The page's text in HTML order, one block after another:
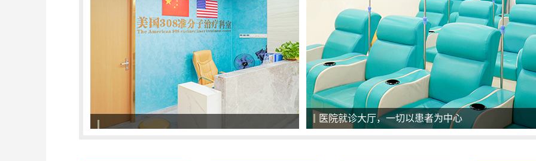
医院就诊大厅，一切以患者为中心